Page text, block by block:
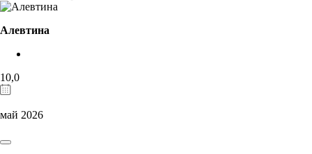
Алевтина
10,0
май 2026